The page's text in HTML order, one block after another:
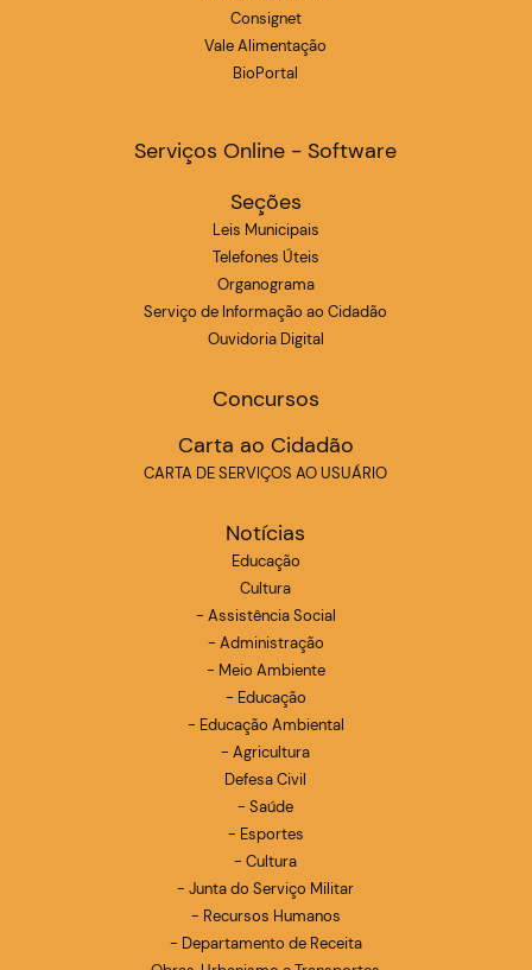
Consignet
Vale Alimentação
BioPortal
Serviços Online - Software
Seções
Leis Municipais
Telefones Úteis
Organograma
Serviço de Informação ao Cidadão
Ouvidoria Digital
Concursos
Carta ao Cidadão
CARTA DE SERVIÇOS AO USUÁRIO
Notícias
Educação
Cultura
- Assistência Social
- Administração
- Meio Ambiente
- Educação
- Educação Ambiental
- Agricultura
Defesa Civil
- Saúde
- Esportes
- Cultura
- Junta do Serviço Militar
- Recursos Humanos
- Departamento de Receita